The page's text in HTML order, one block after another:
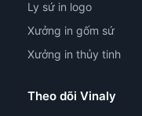
Ly sứ in logo
Xưởng in gốm sứ
Xưởng in thủy tinh
Theo dõi Vinaly